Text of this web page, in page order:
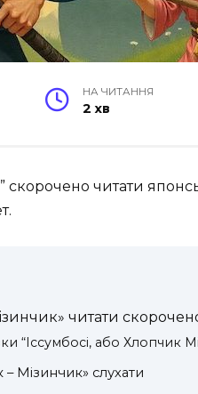
НА ЧИТАННЯ
2 хв
скорочено читати
читати
“Іссумбосі, або Хлопчик
– Мізинчик» слухати